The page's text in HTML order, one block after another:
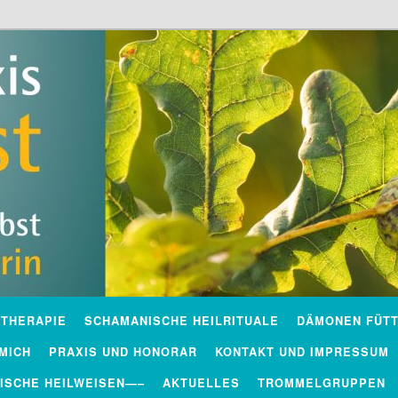
SCHAMANISCHE HEILRITUALE
DÄMONEN
PRAXIS UND HONORAR
KONTAKT UND IMPRESSUM
HEILWEISEN—–
AKTUELLES TROMMELGRUPPEN